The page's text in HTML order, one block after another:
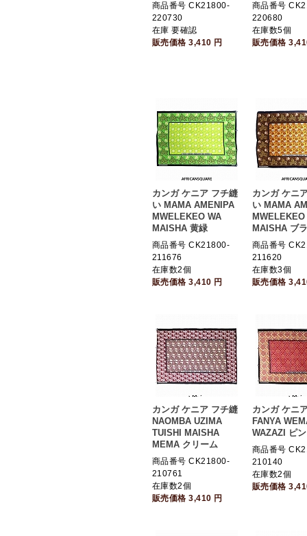
商品番号 CK21800-
220730
在庫 要確認
販売価格3,410 円
商品番号
220680
在庫数5個
販売価格
カンガ ケニア フチ縫
い MAMA AMENIPA
MWELEKEO WA
MAISHA 黄緑
商品番号 CK21800-
211676
在庫数2個
販売価格3,410 円
カンガ ケニ
い MAMA
MWELEKEO
MAISHA ブ
商品番号
211620
在庫数3個
販売価格
カンガ ケニア フチ縫
NAOMBA UZIMA
TUISHI MAISHA
MEMA クリーム
商品番号 CK21800-
210761
在庫数2個
販売価格3,410 円
カンガ ケニ
FANYA
WAZAZI ピ
商品番号
210140
在庫数2個
販売価格